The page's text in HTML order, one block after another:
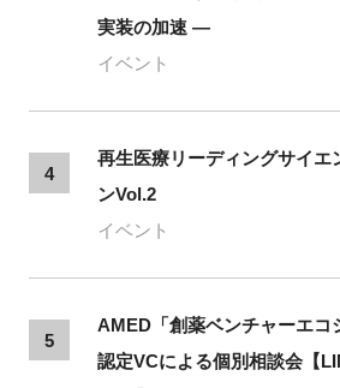
実装の加速 ―
イベント
4
再生医療リーディングサイエ
ンVol.2
イベント
5
AMED「創薬ベンチャーエコ
認定VCによる個別相談会【